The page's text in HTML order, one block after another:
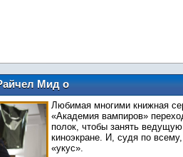
Мид о
Любимая многими книжная
«Академия вампиров»
полок, чтобы занять
киноэкране. И, судя по
«укус».